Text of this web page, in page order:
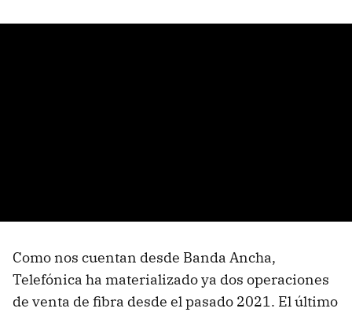
Como nos cuentan desde Banda Ancha,
Telefónica ha materializado ya dos operaciones
de venta de fibra desde el pasado 2021. El último